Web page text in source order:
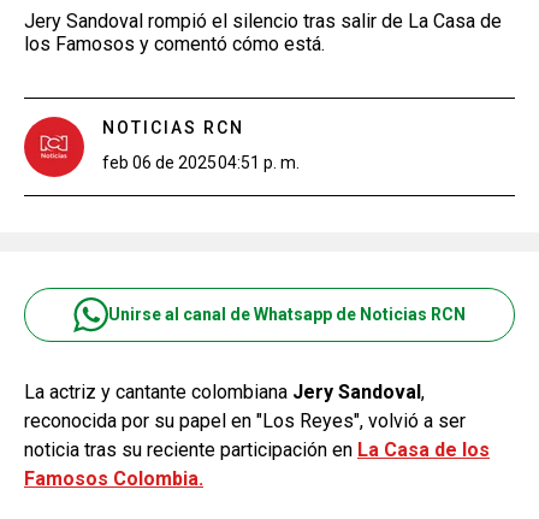
Jery Sandoval rompió el silencio tras salir de La Casa de
los Famosos y comentó cómo está.
NOTICIAS RCN
feb 06 de 202504:51 p. m.
Unirse al canal de Whatsapp de Noticias RCN
La actriz y cantante colombiana Jery Sandoval,
reconocida por su papel en "Los Reyes", volvió a ser
noticia tras su reciente participación en La Casa de los
Famosos Colombia.